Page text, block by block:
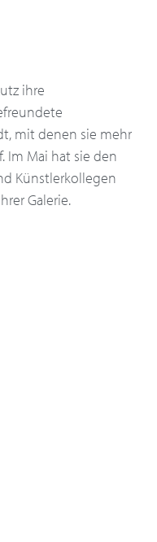
ihre
mit denen sie mehr
Im Mai hat sie den
Künstlerkollegen
Galerie.